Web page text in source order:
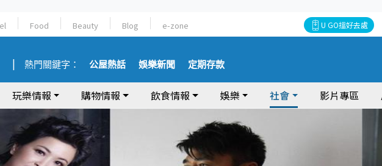
Food Beauty Blog e-zone U GO搵好去處
熱門關鍵字： 公屋熱話 娛樂新聞 定期存款
玩樂情報 購物情報 飲食情報 娛樂 社會 影片專區